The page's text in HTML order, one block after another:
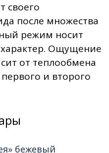
своего
после множества
режим носит
Ощущение
от теплообмена
и второго